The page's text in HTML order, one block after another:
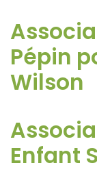
Pépin
Wilson
Enfant